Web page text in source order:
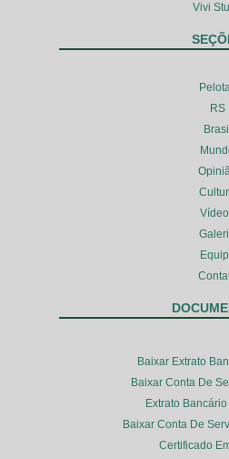
Vivi
RS
Brasil
Baixar Extrato
Baixar Conta De
Extrato
Baixar Conta De
Certificado